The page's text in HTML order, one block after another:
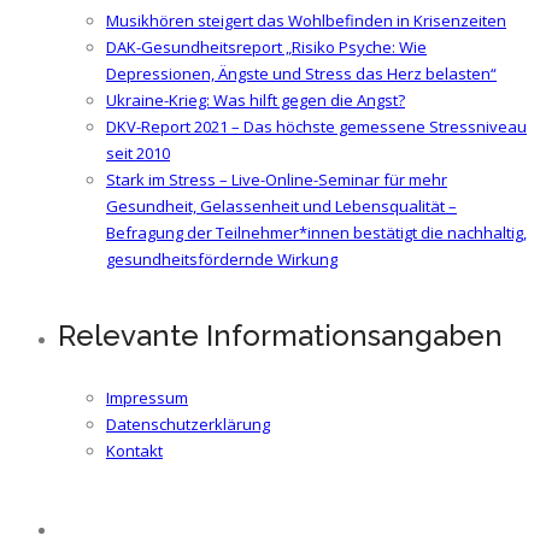
Musikhören steigert das Wohlbefinden in Krisenzeiten
DAK-Gesundheitsreport „Risiko Psyche: Wie
Depressionen, Ängste und Stress das Herz belasten“
Ukraine-Krieg: Was hilft gegen die Angst?
DKV-Report 2021 – Das höchste gemessene Stressniveau
seit 2010
Stark im Stress – Live-Online-Seminar für mehr
Gesundheit, Gelassenheit und Lebensqualität –
Befragung der Teilnehmer*innen bestätigt die nachhaltig,
gesundheitsfördernde Wirkung
Relevante Informationsangaben
Impressum
Datenschutzerklärung
Kontakt